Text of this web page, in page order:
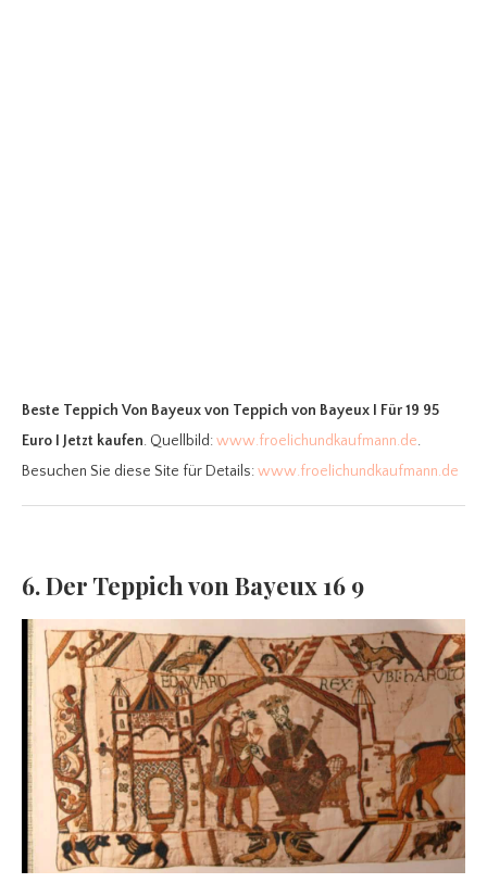
Beste Teppich Von Bayeuxvon Teppich von Bayeux I Für 19 95
Euro I Jetzt kaufen. Quellbild:www.froelichundkaufmann.de.
Besuchen Sie diese Site für Details:www.froelichundkaufmann.de
6. Der Teppich von Bayeux 16 9